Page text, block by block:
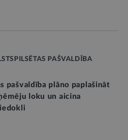
PAŠVALDĪBA
pašvaldība plāno paplašināt
loku un aicina